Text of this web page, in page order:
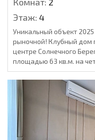
Этаж: 4
Уникальный объект
рыночной! Клубный дом
центре Солнечного
площадью 63 кв.м. на